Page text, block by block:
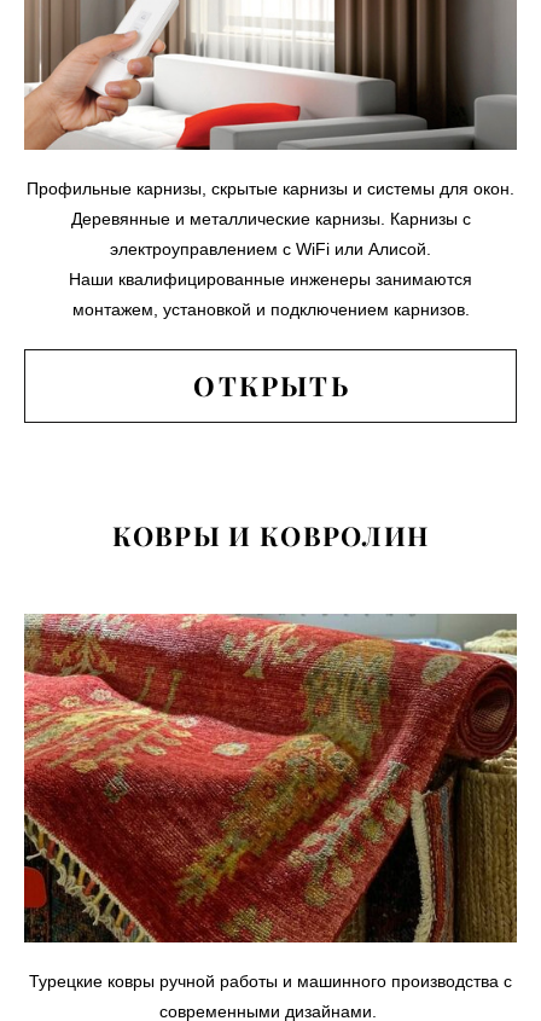
Профильные карнизы, скрытые карнизы и системы для окон.
Деревянные и металлические карнизы. Карнизы с
электроуправлением с WiFi или Алисой.
Наши квалифицированные инженеры занимаются
монтажем, установкой и подключением карнизов.
ОТКРЫТЬ
КОВРЫ И КОВРОЛИН
Турецкие ковры ручной работы и машинного производства с
современными дизайнами.